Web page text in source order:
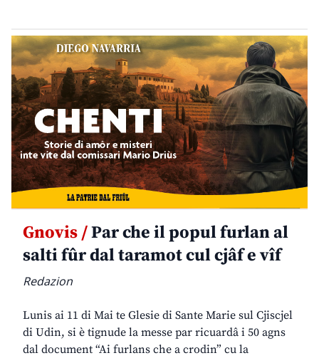
Gnovis /Par che il popul furlan al
salti fûr dal taramot cul cjâf e vîf
Redazion
Lunis ai 11 di Mai te Glesie di Sante Marie sul Cjiscjel
di Udin, si è tignude la messe par ricuardâ i 50 agns
dal document “Ai furlans che a crodin” cu la